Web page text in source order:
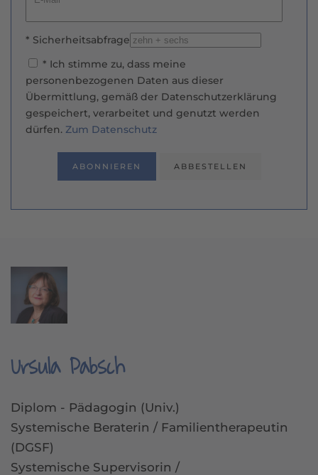
* Ich stimme zu, dass meine
personenbezogenen Daten aus dieser
Übermittlung, gemäß der Datenschutzerklärung
gespeichert, verarbeitet und genutzt werden
dürfen. Zum Datenschutz
ABONNIEREN ABBESTELLEN
Ursula Pabsch
Diplom - Pädagogin (Univ.)
Systemische Beraterin / Familientherapeutin
(DGSF)
Systemische Supervisorin /